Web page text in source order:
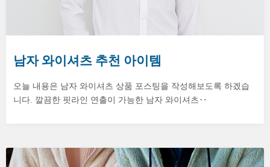
남자 와이셔츠 추천 아이템
오늘 내용은 남자 와이셔츠 상품 포스팅을 작성해보도록 하겠습
니다. 깔끔한 핏라인 연출이 가능한 남자 와이셔츠‥